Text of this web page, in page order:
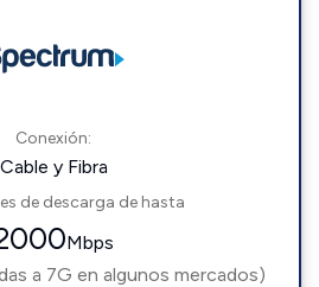
Conexión:
Cable y Fibra
de descarga de hasta
Mbps
a 7G en algunos mercados)